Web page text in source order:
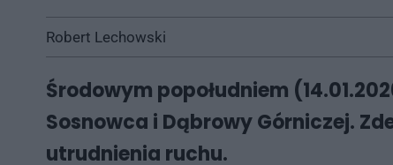
Robert Lechowski
Środowym popołudniem
Sosnowca i Dąbrowy Górniczej.
utrudnienia ruchu.